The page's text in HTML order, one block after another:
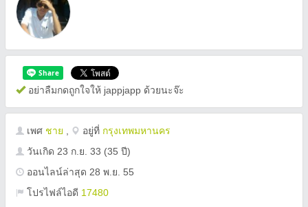
อย่าลืมกดถูกใจให้ jappjapp ด้วยนะจ๊ะ
เพศ ชาย อยู่ที่ กรุงเทพมหานคร
วันเกิด 23 ก.ย. 33 (35 ปี)
ออนไลน์ล่าสุด 28 พ.ย. 55
โปรไฟล์ไอดี 17480